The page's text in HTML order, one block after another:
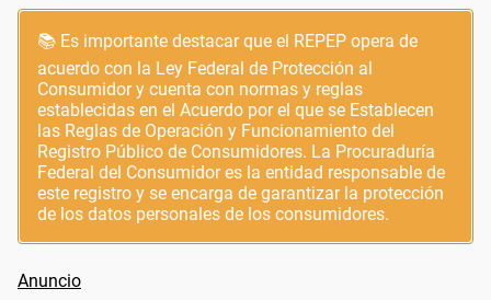
📚 Es importante destacar que el REPEP opera de
acuerdo con la Ley Federal de Protección al
Consumidor y cuenta con normas y reglas
establecidas en el Acuerdo por el que se Establecen
las Reglas de Operación y Funcionamiento del
Registro Público de Consumidores. La Procuraduría
Federal del Consumidor es la entidad responsable de
este registro y se encarga de garantizar la protección
de los datos personales de los consumidores.